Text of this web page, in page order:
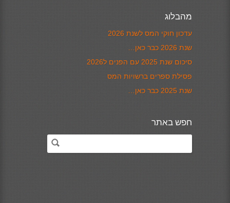
מהבלוג
עדכון חוקי המס לשנת 2026
שנת 2026 כבר כאן…
סיכום שנת 2025 עם הפנים ל2026
פסילת ספרים ברשויות המס
שנת 2025 כבר כאן…
חפש באתר